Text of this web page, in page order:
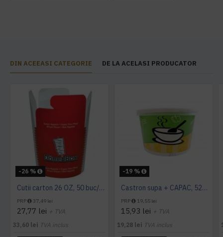
DIN ACEEASI CATEGORIE DE LA ACELASI PRODUCATOR
-26 %
Cutii carton 26 OZ, 50 buc/set
PRP 37,49 lei
27,77 lei + TVA
33,60 lei TVA inclus
-19 %
Castron supa + CAPAC, 520 gr, 25 buc/set
PRP 19,55 lei
15,93 lei + TVA
19,28 lei TVA inclus